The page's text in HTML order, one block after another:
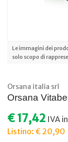
Le immagini dei
solo scopo di
Orsana italia srl
Orsana
€ 17,42 IVA
Listino: € 20,90